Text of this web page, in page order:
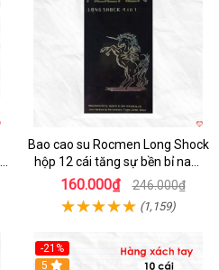
Bao cao su Rocmen Long Shock
hộp 12 cái tăng sự bền bỉ nam
giới
160.000₫ 246.000₫
(1,159)
-21%
Hot
5